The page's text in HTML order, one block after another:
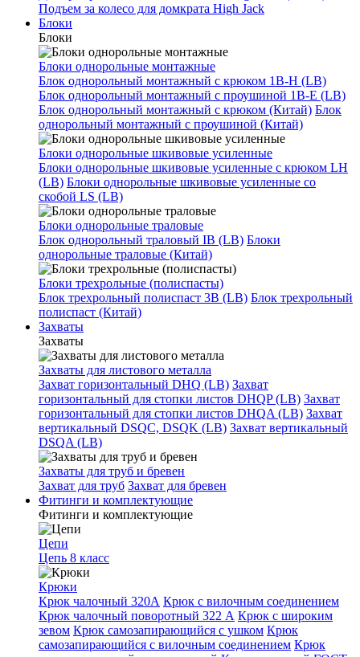
Подъем за колесо для домкрата High Jack
Блоки
Блоки
Блоки однорольные монтажные
Блок однорольный монтажный с крюком 1B-H (LB)
Блок однорольный монтажный с проушиной 1B-E (LB)
Блок однорольный монтажный с крюком (Китай) Блок
однорольный монтажный с проушиной (Китай)
Блоки однорольные шкивовые усиленные
Блоки однорольные шкивовые усиленные с крюком LH
(LB) Блоки однорольные шкивовые усиленные со
скобой LS (LB)
Блоки однорольные траловые
Блок однорольный траловый IB (LB) Блоки
однорольные траловые (Китай)
Блоки трехрольные (полиспасты)
Блок трехрольный полиспаст 3B (LB) Блок трехрольный
полиспаст (Китай)
Захваты
Захваты
Захваты для листового металла
Захват горизонтальный DHQ (LB) Захват
горизонтальный для стопки листов DHQP (LB) Захват
горизонтальный для стопки листов DHQA (LB) Захват
вертикальный DSQC, DSQK (LB) Захват вертикальный
DSQA (LB)
Захваты для труб и бревен
Захват для труб Захват для бревен
Фитинги и комплектующие
Фитинги и комплектующие
Цепи
Цепь 8 класс
Крюки
Крюк чалочный 320А Крюк с вилочным соединением
Крюк чалочный поворотный 322 А Крюк с широким
зевом Крюк самозапирающийся с ушком Крюк
самозапирающийся с вилочным соединением Крюк